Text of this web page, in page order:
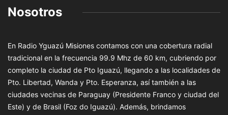
Nosotros
En Radio Yguazú Misiones contamos con una cobertura radial
tradicional en la frecuencia 99.9 Mhz de 60 km, cubriendo por
completo la ciudad de Pto Iguazú, llegando a las localidades de
Pto. Libertad, Wanda y Pto. Esperanza, así también a las
ciudades vecinas de Paraguay (Presidente Franco y ciudad del
Este) y de Brasil (Foz do Iguazú). Además, brindamos